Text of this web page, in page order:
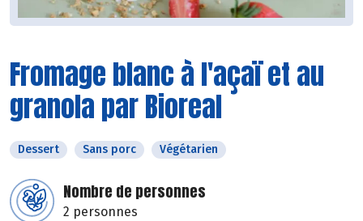
Fromage blanc à l'açaï et au
granola par Bioreal
Dessert Sans porc Végétarien
Nombre de personnes
2 personnes